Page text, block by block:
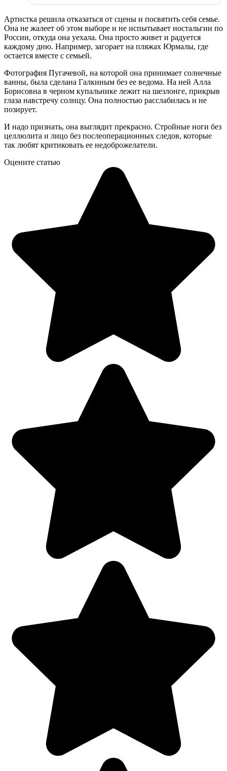
Артистка решила отказаться от сцены и посвятить себя семье.
Она не жалеет об этом выборе и не испытывает ностальгии по
России, откуда она уехала. Она просто живет и радуется
каждому дню. Например, загорает на пляжах Юрмалы, где
остается вместе с семьей.
Фотография Пугачевой, на которой она принимает солнечные
ванны, была сделана Галкиным без ее ведома. На ней Алла
Борисовна в черном купальнике лежит на шезлонге, прикрыв
глаза навстречу солнцу. Она полностью расслабилась и не
позирует.
И надо признать, она выглядит прекрасно. Стройные ноги без
целлюлита и лицо без послеоперационных следов, которые
так любят критиковать ее недоброжелатели.
Оцените статью